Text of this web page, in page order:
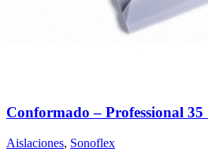
Conformado – Professional 35
Aislaciones, Sonoflex